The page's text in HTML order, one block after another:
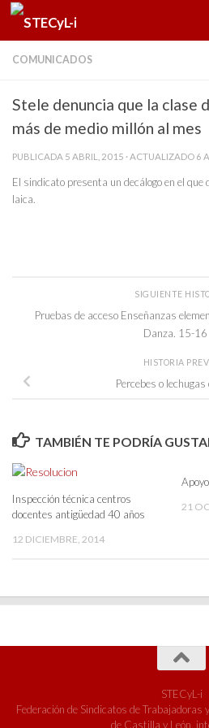
Saltar al contenido
COMUNICADOS
Stele denuncia que la clase
más de medio millón al mes
PUBLICADA 5 ABRIL, 2015 · ACTUALIZADO 6
El sindicato presenta un decálogo en el que
laica.
SIGUIENTE
Pruebas de acceso Enseñanzas
Danza. 15-16
HISTORIA
Percebes o
TAMBIÉN TE PODRÍA
Inspección técnica centros
docentes antigüedad 40 años
12 DICIEMBRE, 2014
21
STECyL-i
Federación de Sindicatos de Trabajadoras
de Castilla y León,